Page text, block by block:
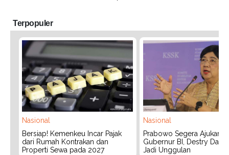
Terpopuler
Nasional
Bersiap! Kemenkeu Incar Pajak
dari Rumah Kontrakan dan
Properti Sewa pada 2027
Nasional
Prabowo Segera Ajukan
Gubernur BI, Destry
Jadi Unggulan